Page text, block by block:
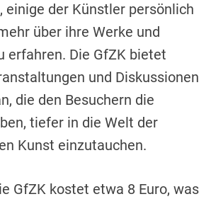
einige der Künstler persönlich
über ihre Werke und
erfahren. Die GfZK bietet
und Diskussionen
die den Besuchern die
tiefer in die Welt der
Kunst einzutauchen.
GfZK kostet etwa 8 Euro, was